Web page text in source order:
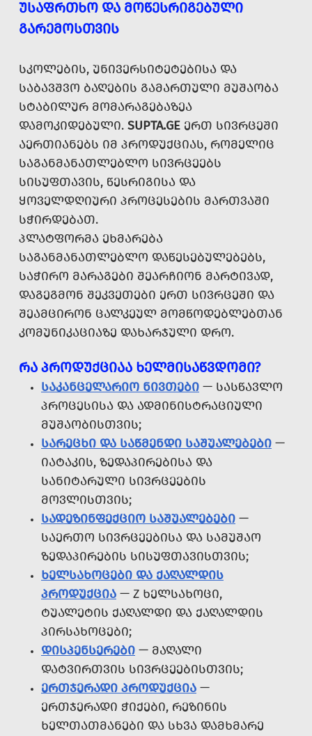
ᲣᲡᲐᲤᲠᲗᲮᲝ ᲓᲐ ᲛᲝᲬᲔᲡᲠᲘᲒᲔᲑᲣᲚᲘ
ᲒᲐᲠᲔᲛᲝᲡᲗᲕᲘᲡ
ᲡᲙᲝᲚᲔᲑᲘᲡ, ᲣᲜᲘᲕᲔᲠᲡᲘᲢᲔᲢᲔᲑᲘᲡᲐ ᲓᲐ
ᲡᲐᲑᲐᲕᲨᲕᲝ ᲑᲐᲦᲔᲑᲘᲡ ᲒᲐᲛᲐᲠᲗᲣᲚᲘ ᲛᲣᲨᲐᲝᲑᲐ
ᲡᲢᲐᲑᲘᲚᲣᲠ ᲛᲝᲛᲐᲠᲐᲒᲔᲑᲐᲖᲔᲐ
ᲓᲐᲛᲝᲙᲘᲓᲔᲑᲣᲚᲘ. SUPTA.GE ᲔᲠᲗ ᲡᲘᲕᲠᲪᲔᲨᲘ
ᲐᲔᲠᲗᲘᲐᲜᲔᲑᲡ ᲘᲛ ᲞᲠᲝᲓᲣᲥᲪᲘᲐᲡ, ᲠᲝᲛᲔᲚᲘᲪ
ᲡᲐᲒᲐᲜᲛᲐᲜᲐᲗᲚᲔᲑᲚᲝ ᲡᲘᲕᲠᲪᲔᲔᲑᲡ
ᲡᲘᲡᲣᲤᲗᲐᲕᲘᲡ, ᲬᲔᲡᲠᲘᲒᲘᲡᲐ ᲓᲐ
ᲧᲝᲕᲔᲚᲓᲦᲘᲣᲠᲘ ᲞᲠᲝᲪᲔᲡᲔᲑᲘᲡ ᲛᲐᲠᲗᲕᲐᲨᲘ
ᲡᲭᲘᲠᲓᲔᲑᲐᲗ.
ᲞᲚᲐᲢᲤᲝᲠᲛᲐ ᲔᲮᲛᲐᲠᲔᲑᲐ
ᲡᲐᲒᲐᲜᲛᲐᲜᲐᲗᲚᲔᲑᲚᲝ ᲓᲐᲬᲔᲡᲔᲑᲣᲚᲔᲑᲔᲑᲡ,
ᲡᲐᲭᲘᲠᲝ ᲛᲐᲠᲐᲒᲔᲑᲘ ᲨᲔᲐᲠᲩᲘᲝᲜ ᲛᲐᲠᲢᲘᲕᲐᲓ,
ᲓᲐᲒᲔᲒᲛᲝᲜ ᲨᲔᲙᲕᲔᲗᲔᲑᲘ ᲔᲠᲗ ᲡᲘᲕᲠᲪᲔᲨᲘ ᲓᲐ
ᲨᲔᲐᲛᲪᲘᲠᲝᲜ ᲪᲐᲚᲙᲔᲣᲚ ᲛᲝᲛᲬᲝᲓᲔᲑᲚᲔᲑᲗᲐᲜ
ᲙᲝᲛᲣᲜᲘᲙᲐᲪᲘᲐᲖᲔ ᲓᲐᲮᲐᲠᲯᲣᲚᲘ ᲓᲠᲝ.
ᲠᲐ ᲞᲠᲝᲓᲣᲥᲪᲘᲐᲐ ᲮᲔᲚᲛᲘᲡᲐᲬᲕᲓᲝᲛᲘ?
ᲡᲐᲙᲐᲜᲪᲔᲚᲐᲠᲘᲝ ᲜᲘᲕᲗᲔᲑᲘ — ᲡᲐᲡᲬᲐᲕᲚᲝ
ᲞᲠᲝᲪᲔᲡᲘᲡᲐ ᲓᲐ ᲐᲓᲛᲘᲜᲘᲡᲢᲠᲐᲪᲘᲣᲚᲘ
ᲛᲣᲨᲐᲝᲑᲘᲡᲗᲕᲘᲡ;
ᲡᲐᲠᲔᲪᲮᲘ ᲓᲐ ᲡᲐᲬᲛᲔᲜᲓᲘ ᲡᲐᲨᲣᲐᲚᲔᲑᲔᲑᲘ —
ᲘᲐᲢᲐᲙᲘᲡ, ᲖᲔᲓᲐᲞᲘᲠᲔᲑᲘᲡᲐ ᲓᲐ
ᲡᲐᲜᲘᲢᲐᲠᲣᲚᲘ ᲡᲘᲕᲠᲪᲔᲔᲑᲘᲡ
ᲛᲝᲕᲚᲘᲡᲗᲕᲘᲡ;
ᲡᲐᲓᲔᲖᲘᲜᲤᲔᲥᲪᲘᲝ ᲡᲐᲨᲣᲐᲚᲔᲑᲔᲑᲘ —
ᲡᲐᲔᲠᲗᲝ ᲡᲘᲕᲠᲪᲔᲔᲑᲘᲡᲐ ᲓᲐ ᲡᲐᲛᲣᲨᲐᲝ
ᲖᲔᲓᲐᲞᲘᲠᲔᲑᲘᲡ ᲡᲘᲡᲣᲤᲗᲐᲕᲘᲡᲗᲕᲘᲡ;
ᲮᲔᲚᲡᲐᲮᲝᲪᲔᲑᲘ ᲓᲐ ᲥᲐᲦᲐᲚᲓᲘᲡ
ᲞᲠᲝᲓᲣᲥᲪᲘᲐ — Z ᲮᲔᲚᲡᲐᲮᲝᲪᲘ,
ᲢᲣᲐᲚᲔᲢᲘᲡ ᲥᲐᲦᲐᲚᲓᲘ ᲓᲐ ᲥᲐᲦᲐᲚᲓᲘᲡ
ᲞᲘᲠᲡᲐᲮᲝᲪᲔᲑᲘ;
ᲓᲘᲡᲞᲔᲜᲡᲔᲠᲔᲑᲘ — ᲛᲐᲦᲐᲚᲘ
ᲓᲐᲢᲕᲘᲠᲗᲕᲘᲡ ᲡᲘᲕᲠᲪᲔᲔᲑᲘᲡᲗᲕᲘᲡ;
ᲔᲠᲗᲯᲔᲠᲐᲓᲘ ᲞᲠᲝᲓᲣᲥᲪᲘᲐ —
ᲔᲠᲗᲯᲔᲠᲐᲓᲘ ᲭᲘᲥᲔᲑᲘ, ᲠᲔᲖᲘᲜᲘᲡ
ᲮᲔᲚᲗᲐᲗᲛᲐᲜᲔᲑᲘ ᲓᲐ ᲡᲮᲕᲐ ᲓᲐᲛᲮᲛᲐᲠᲔ